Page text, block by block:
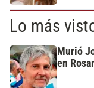
Lo más
Murió
en